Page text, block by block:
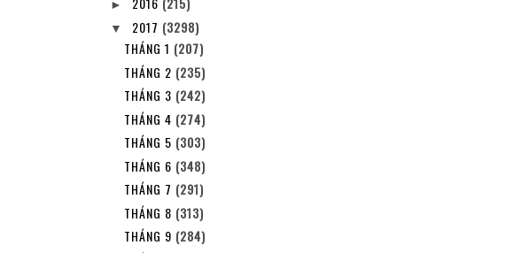
►
▼ 2017 (3298)
THÁNG 1 (207)
THÁNG 2 (235)
THÁNG 3 (242)
THÁNG 4 (274)
THÁNG 5 (303)
THÁNG 6 (348)
THÁNG 7 (291)
THÁNG 8 (313)
THÁNG 9 (284)